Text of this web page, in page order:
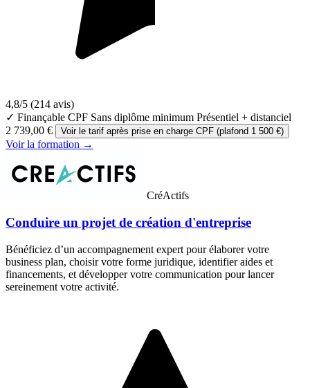
4,8/5 (214 avis)
✓ Finançable CPF Sans diplôme minimum Présentiel + distanciel
2 739,00 €
Voir le tarif après prise en charge CPF (plafond 1 500 €)
Voir la formation →
CréActifs
Conduire un projet de création d'entreprise
Bénéficiez d’un accompagnement expert pour élaborer votre
business plan, choisir votre forme juridique, identifier aides et
financements, et développer votre communication pour lancer
sereinement votre activité.